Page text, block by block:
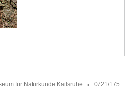
für Naturkunde Karlsruhe
0721/175